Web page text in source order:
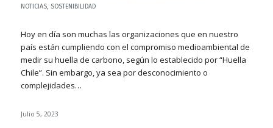
NOTICIAS, SOSTENIBILIDAD
Hoy en día son muchas las organizaciones que en nuestro
país están cumpliendo con el compromiso medioambiental de
medir su huella de carbono, según lo establecido por “Huella
Chile”. Sin embargo, ya sea por desconocimiento o
complejidades…
Julio 5, 2023